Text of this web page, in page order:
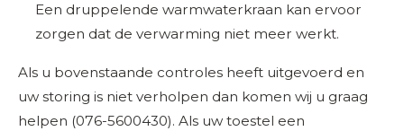
Een druppelende warmwaterkraan kan ervoor
zorgen dat de verwarming niet meer werkt.
Als u bovenstaande controles heeft uitgevoerd en
uw storing is niet verholpen dan komen wij u graag
helpen (076-5600430). Als uw toestel een